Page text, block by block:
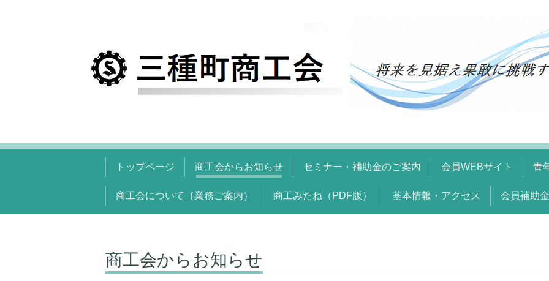
トップページ 商工会からお知らせ セミナー・補助金のご案内 会員WEBサイト 青
商工会について（業務ご案内） 商工みたね（PDF版） 基本情報・アクセス 会員補助
商工会からお知らせ